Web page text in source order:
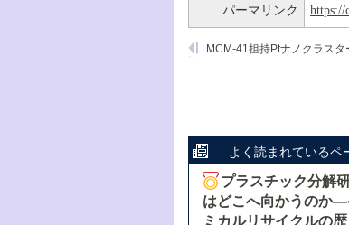
パーマリンク https://
よく読まれているペ
プラスチック分解
はどこへ向かうのか
ミカルリサイクルの歴